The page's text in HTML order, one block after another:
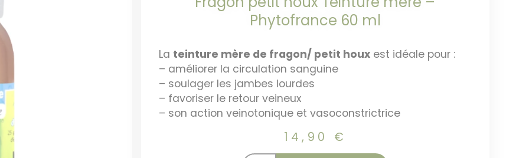
Phytofrance 60 ml
La teinture mère de fragon/ petit houx est idéale pour :
– améliorer la circulation sanguine
– soulager les jambes lourdes
– favoriser le retour veineux
– son action veinotonique et vasoconstrictrice
14,90 €